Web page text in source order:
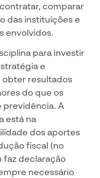
comparar
das instituições e
envolvidos.
para investir
e
resultados
do que os
previdência. A
está na
dos aportes
fiscal (no
faz declaração
necessário